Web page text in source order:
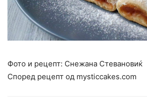
Фото и рецепт: Снежана Стевановиќ
Според рецепт од mysticcakes.com